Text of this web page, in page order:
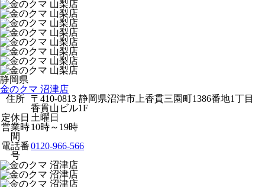
静岡県
金のクマ 沼津店
住所
〒410-0813 静岡県沼津市上香貫三園町1386番地1丁目
香貫山ビル1F
定休日 土曜日
営業時
間
10時～19時
電話番
号
0120-966-566